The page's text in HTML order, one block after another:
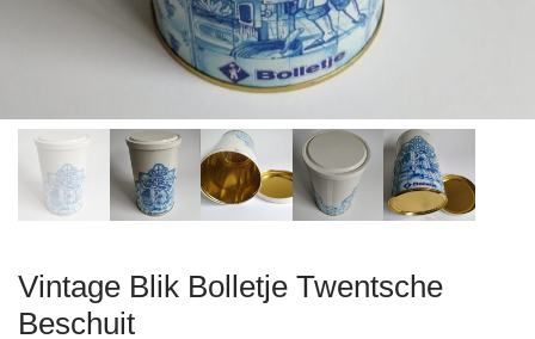
Vintage Blik Bolletje Twentsche
Beschuit